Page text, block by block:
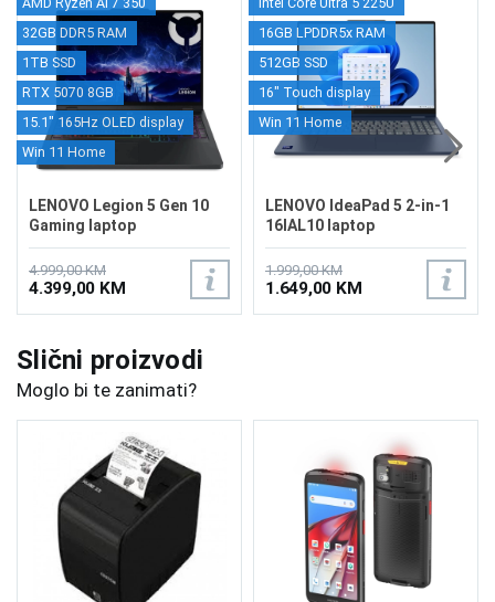
32GB DDR5 RAM
1TB SSD
RTX 5070 8GB
15.1" 165Hz OLED display
Win 11 Home
LENOVO Legion 5 Gen 10
Gaming laptop
83F1CTO1WW/1TB
4.999,00 KM
4.399,00 KM
16GB LPDDR5x RAM
512GB SSD
16" Touch display
Win 11 Home
LENOVO IdeaPad 5 2-in-1
16IAL10 laptop
83KS0007US
1.999,00 KM
1.649,00 KM
Slični proizvodi
Moglo bi te zanimati?